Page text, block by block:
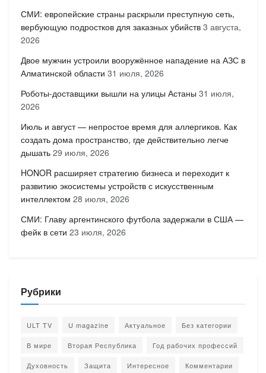
СМИ: европейские страны раскрыли преступную сеть,
вербующую подростков для заказных убийств 3 августа,
2026
Двое мужчин устроили вооружённое нападение на АЗС в
Алматинской области 31 июля, 2026
Роботы-доставщики вышли на улицы Астаны 31 июля,
2026
Июль и август — непростое время для аллергиков. Как
создать дома пространство, где действительно легче
дышать 29 июля, 2026
HONOR расширяет стратегию бизнеса и переходит к
развитию экосистемы устройств с искусственным
интеллектом 28 июля, 2026
СМИ: Главу аргентинского футбола задержали в США —
фейк в сети 23 июля, 2026
Рубрики
ULT TV U magazine Актуальное Без категории
В мире Вторая Республика Год рабочих профессий
Духовность Защита Интересное Комментарии